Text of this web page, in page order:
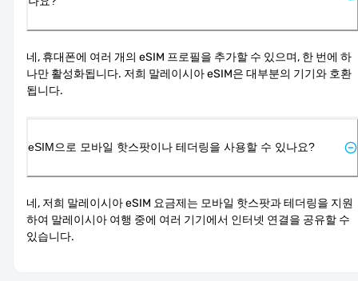
네, 휴대폰에 여러 개의 eSIM 프로필을 추가할 수 있으며, 한 번에 하
나만 활성화됩니다. 저희 말레이시아 eSIM은 대부분의 기기와 호환
됩니다.
eSIM으로 모바일 핫스팟이나 테더링을 사용할 수 있나요?
네, 저희 말레이시아 eSIM 요금제는 모바일 핫스팟과 테더링을 지원
하여 말레이시아 여행 중에 여러 기기에서 인터넷 연결을 공유할 수
있습니다.